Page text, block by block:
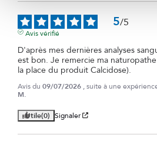
5/5
Avis vérifié
D'après mes dernières analyses
est bon. Je remercie ma
la place du produit Calcidose).
Avis du 09/07/2026 , suite à une
M.
Utile(0) Signaler